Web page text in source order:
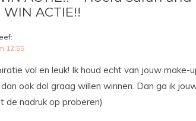
ACTIE!!
12:55
vol en leuk! Ik houd echt van jouw make-
ook dol graag willen winnen. Dan ga ik
de nadruk op proberen)